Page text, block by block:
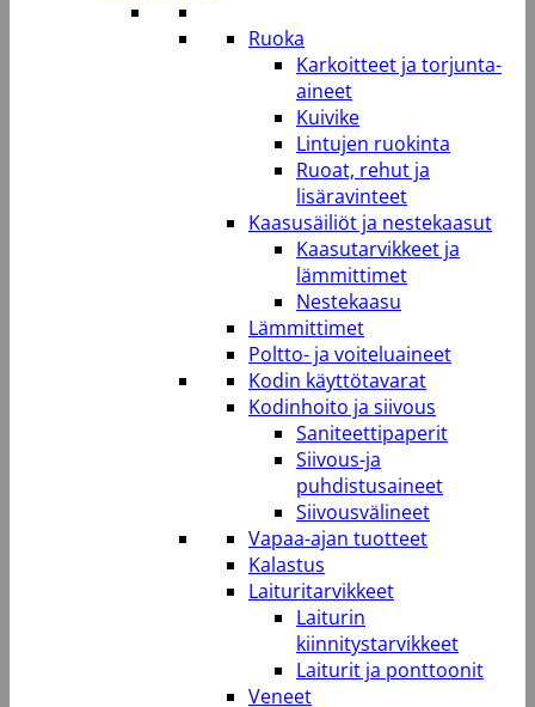
Ruoka
Karkoitteet ja torjunta-
aineet
Kuivike
Lintujen ruokinta
Ruoat, rehut ja
lisäravinteet
Kaasusäiliöt ja nestekaasut
Kaasutarvikkeet ja
lämmittimet
Nestekaasu
Lämmittimet
Poltto- ja voiteluaineet
Kodin käyttötavarat
Kodinhoito ja siivous
Saniteettipaperit
Siivous-ja
puhdistusaineet
Siivousvälineet
Vapaa-ajan tuotteet
Kalastus
Laituritarvikkeet
Laiturin
kiinnitystarvikkeet
Laiturit ja ponttoonit
Veneet